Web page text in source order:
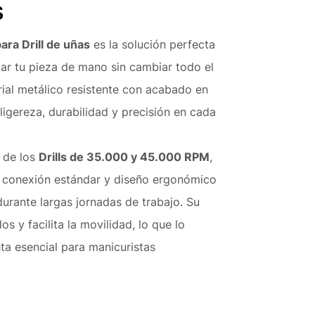
Drill de uñas es la solución perfecta
tu pieza de mano sin cambiar todo el
metálico resistente con acabado en
durabilidad y precisión en cada
los Drills de 35.000 y 45.000 RPM,
estándar y diseño ergonómico
largas jornadas de trabajo. Su
y facilita la movilidad, lo que lo
esencial para manicuristas